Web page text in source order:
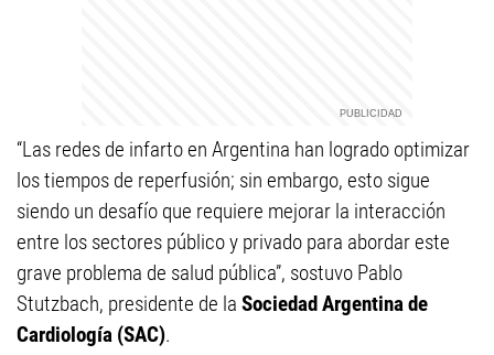
“Las redes de infarto en Argentina han logrado optimizar
los tiempos de reperfusión; sin embargo, esto sigue
siendo un desafío que requiere mejorar la interacción
entre los sectores público y privado para abordar este
grave problema de salud pública”, sostuvo Pablo
Stutzbach, presidente de la Sociedad Argentina de
Cardiología (SAC).